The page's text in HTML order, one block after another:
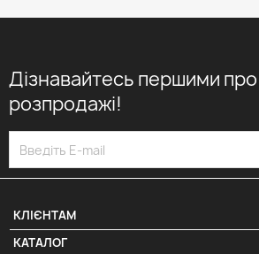
Дізнавайтесь першими
розпродажі!
КЛІЄНТАМ
КАТАЛОГ